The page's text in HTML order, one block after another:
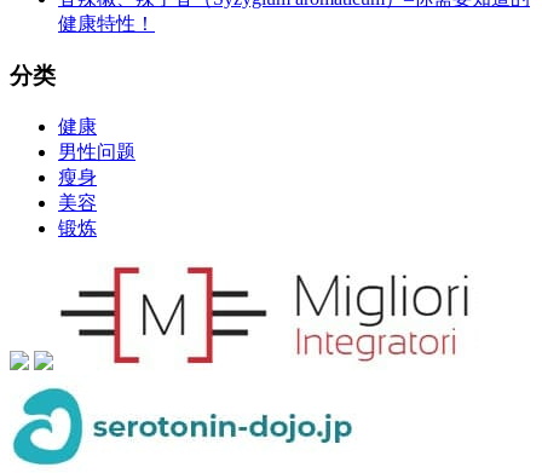
健康特性！
分类
健康
男性问题
瘦身
美容
锻炼